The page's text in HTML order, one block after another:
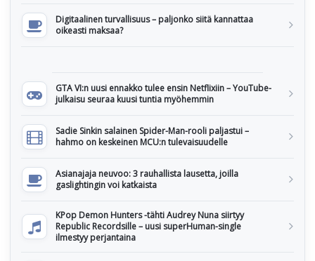
Digitaalinen turvallisuus – paljonko siitä kannattaa
oikeasti maksaa?
GTA VI:n uusi ennakko tulee ensin Netflixiin – YouTube-
julkaisu seuraa kuusi tuntia myöhemmin
Sadie Sinkin salainen Spider-Man-rooli paljastui –
hahmo on keskeinen MCU:n tulevaisuudelle
Asianajaja neuvoo: 3 rauhallista lausetta, joilla
gaslightingin voi katkaista
KPop Demon Hunters -tähti Audrey Nuna siirtyy
Republic Recordsille – uusi superHuman-single
ilmestyy perjantaina